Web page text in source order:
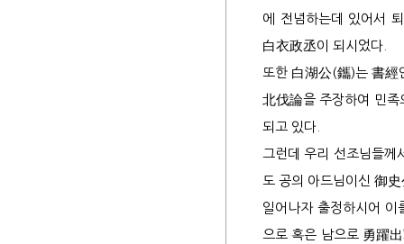
파
불
사
봉
증
에 전념하는데 있어서
白衣政丞이 되시었다.
또한 白湖公(鑴)는 書經
北伐論을 주장하여 민
되고 있다.
그런데 우리 선조님들
도 공의 아드님이신 御史
일어나자 출정하시어
으로 혹은 남으로 勇躍